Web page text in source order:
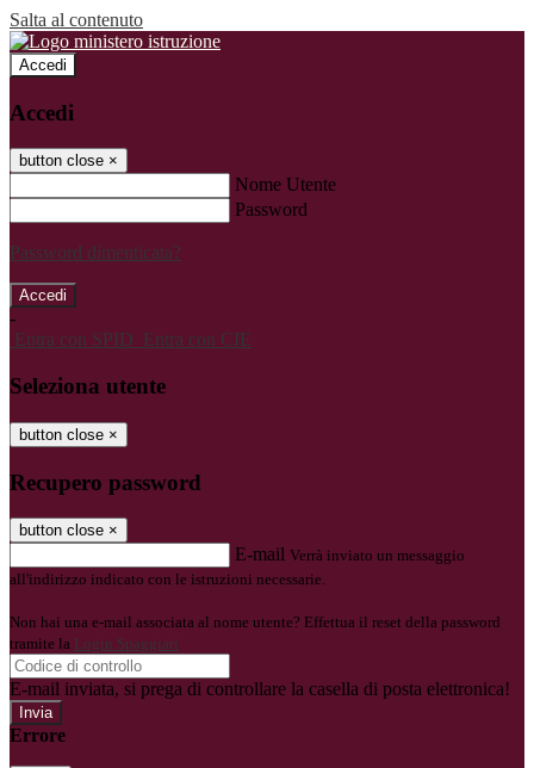
Salta al contenuto
Accedi
Accedi
button close ×
Nome Utente
Password
Password dimenticata?
-
Entra con SPID Entra con CIE
Seleziona utente
button close ×
Recupero password
button close ×
E-mail Verrà inviato un messaggio
all'indirizzo indicato con le istruzioni necessarie.
Non hai una e-mail associata al nome utente? Effettua il reset della password
tramite la Login Spaggiari
E-mail inviata, si prega di controllare la casella di posta elettronica!
Errore